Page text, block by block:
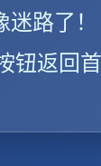
路了！
钮返回